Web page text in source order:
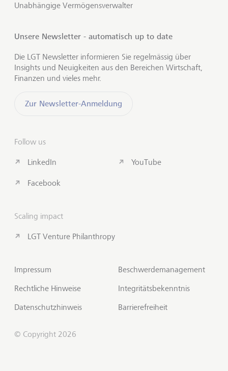
Unabhängige Vermögensverwalter
Unsere Newsletter - automatisch up to date
Die LGT Newsletter informieren Sie regelmässig über
Insights und Neuigkeiten aus den Bereichen Wirtschaft,
Finanzen und vieles mehr.
Zur Newsletter-Anmeldung
Follow us
LinkedIn
Facebook
YouTube
Scaling impact
LGT Venture Philanthropy
Impressum
Rechtliche Hinweise
Datenschutzhinweis
Beschwerdemanagement
Integritätsbekenntnis
Barrierefreiheit
© Copyright 2026